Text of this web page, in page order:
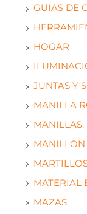
GUIAS DE
HOGAR
JUNTAS Y
MANILLA
MANILLAS.
MANILLON
MATERIAL
MAZAS